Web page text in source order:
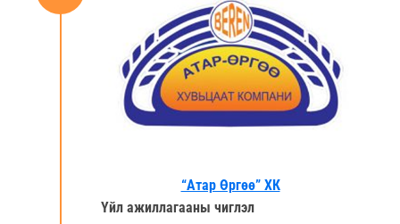
“Атар Өргөө” ХК
Үйл ажиллагааны чиглэл